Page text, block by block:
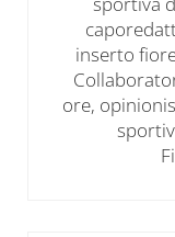
inserto
ore,